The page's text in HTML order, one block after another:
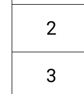
2
3